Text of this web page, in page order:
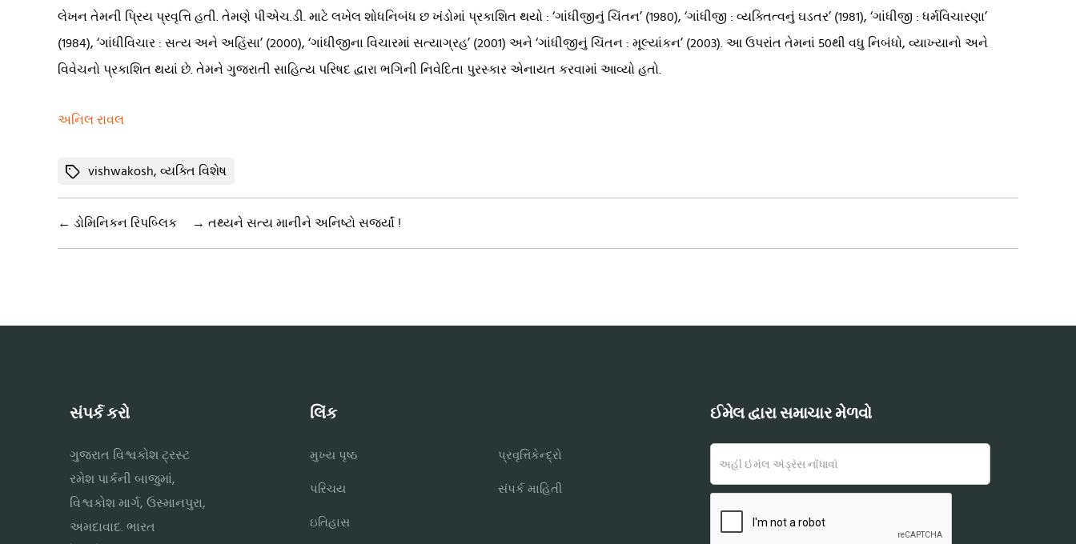
લેખન તેમની પ્રિય પ્રવૃત્તિ હતી. તેમણે પીએચ.ડી. માટે લખેલ શોધનિબંધ છ ખંડોમાં પ્રકાશિત થયો : ‘ગાંધીજીનું ચિંતન’ (1980), ‘ગાંધીજી : વ્યક્તિત્વનું ઘડતર’ (1981), ‘ગાંધીજી : ધર્મવિચારણા’
(1984), ‘ગાંધીવિચાર : સત્ય અને અહિંસા’ (2000), ‘ગાંધીજીના વિચારમાં સત્યાગ્રહ’ (2001) અને ‘ગાંધીજીનું ચિંતન : મૂલ્યાંકન’ (2003). આ ઉપરાંત તેમનાં 50થી વધુ નિબંધો, વ્યાખ્યાનો અને
વિવેચનો પ્રકાશિત થયાં છે. તેમને ગુજરાતી સાહિત્ય પરિષદ દ્વારા ભગિની નિવેદિતા પુરસ્કાર એનાયત કરવામાં આવ્યો હતો.
અનિલ રાવલ
Tagsvishwakosh, વ્યક્તિ વિશેષ
← ડોમિનિકન રિપબ્લિક → તથ્યને સત્ય માનીને અનિષ્ટો સર્જ્યાં !
સંપર્ક કરો
ગુજરાત વિશ્વકોશ ટ્રસ્ટ
રમેશ પાર્કની બાજુમાં,
વિશ્વકોશ માર્ગ, ઉસ્માનપુરા,
અમદાવાદ. ભારત
લિંક
મુખ્ય પૃષ્ઠ
પરિચય
ઇતિહાસ
પ્રવૃત્તિકેન્દ્રો
સંપર્ક માહિતી
ઈમેલ દ્વારા સમાચાર મેળવો